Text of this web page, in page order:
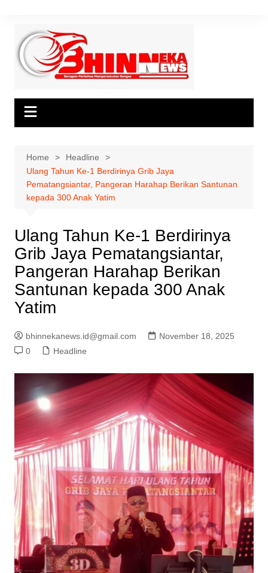
content
Home
Headline
Ulang Tahun Ke-1 Berdirinya Grib Jaya
Pematangsiantar, Pangeran Harahap Berikan Santunan
kepada 300 Anak Yatim
Ulang Tahun Ke-1 Berdirinya
Grib Jaya Pematangsiantar,
Pangeran Harahap Berikan
Santunan kepada 300 Anak
Yatim
bhinnekanews.id@gmail.com
November 18, 2025
0
Headline